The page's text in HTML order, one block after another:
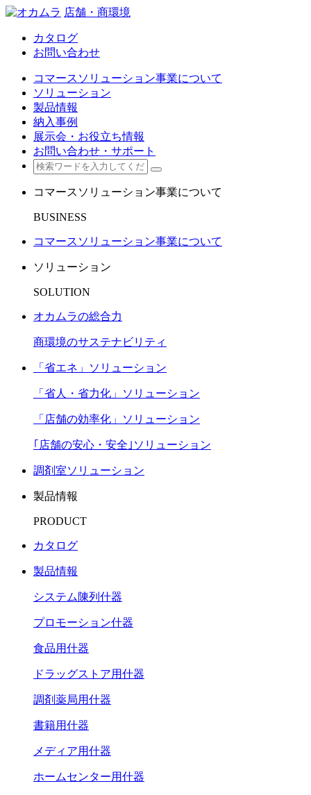
店舗・商環境
カタログ
お問い合わせ
コマースソリューション事業について
ソリューション
製品情報
納入事例
展示会・お役立ち情報
お問い合わせ・サポート
コマースソリューション事業について
BUSINESS
コマースソリューション事業について
ソリューション
SOLUTION
オカムラの総合力
商環境のサステナビリティ
「省エネ」ソリューション
「省人・省力化」ソリューション
「店舗の効率化」ソリューション
｢店舗の安心・安全｣ソリューション
調剤室ソリューション
製品情報
PRODUCT
カタログ
製品情報
システム陳列什器
プロモーション什器
食品用什器
ドラッグストア用什器
調剤薬局用什器
書籍用什器
メディア用什器
ホームセンター用什器